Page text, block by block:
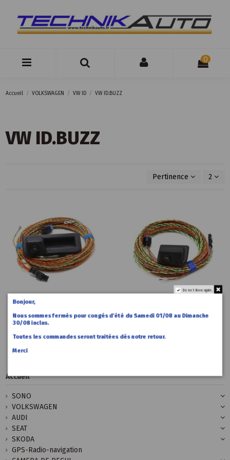
0
Accueil VOLKSWAGEN VW ID VW ID.BUZZ
VW ID.BUZZ
Pertinence 2
Caméra de
recul ID-
BUZZ
390,00 €
Caméra
BUZZ CARGO
390,00 €
Accueil
SONO
VOLKSWAGEN
AUDI
SEAT
SKODA
GPS-Radio-navigation
Do not show again.
Bonjour,
Nous sommes fermés pour congés d’été du Samedi 01/08 au Dimanche
30/08 inclus.
Toutes les commandes seront traitées dès notre retour.
Merci